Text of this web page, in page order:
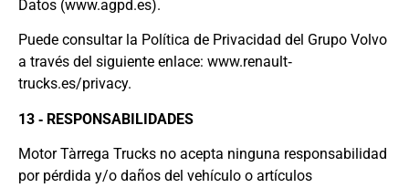
Datos (www.agpd.es).
Puede consultar la Política de Privacidad del Grupo Volvo
a través del siguiente enlace: www.renault‐
trucks.es/privacy.
13 ‐ RESPONSABILIDADES
Motor Tàrrega Trucks no acepta ninguna responsabilidad
por pérdida y/o daños del vehículo o artículos